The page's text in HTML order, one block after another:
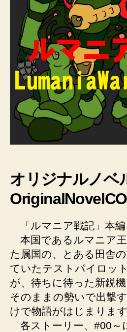
オリジナルノベ
「ルマニア戦記」本
本国であるルマニア
た属国の、とある田舎
ていたテストパイロッ
が、待ちに待った新鋭
そのままの勢いで出撃
けで物語がはじまります
各ストーリー、#00～